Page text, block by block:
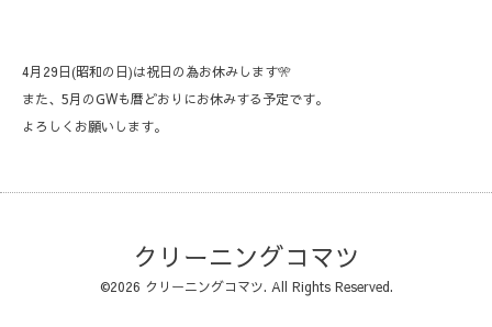
4月29日(昭和の日)は祝日の為お休みします🎌
また、5月のGWも暦どおりにお休みする予定です。
よろしくお願いします。
クリーニングコマツ
©2026 クリーニングコマツ. All Rights Reserved.